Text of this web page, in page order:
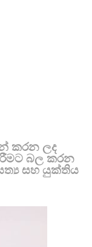
කරන ලද
බල කරන
සහ යුක්තිය